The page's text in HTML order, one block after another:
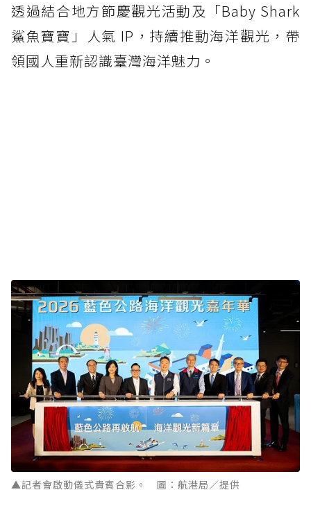
透過結合地方節慶觀光活動及「Baby Shark
鯊魚寶寶」人氣 IP，持續推動海洋觀光，帶
領國人重新認識臺灣海洋魅力。
▲記者會啟動儀式貴賓合影。 圖：航港局／提供